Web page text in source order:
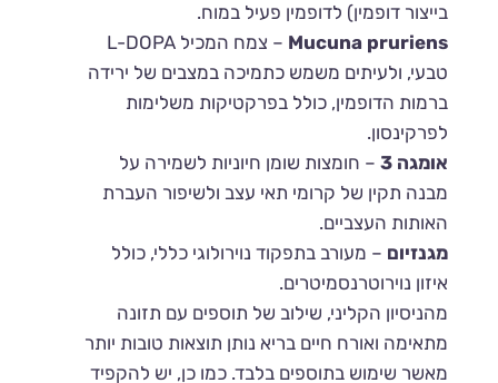
בייצור דופמין) לדופמין פעיל במוח.
Mucuna pruriens
– צמח המכיל L-DOPA
טבעי, ולעיתים משמש כתמיכה במצבים של ירידה
ברמות הדופמין, כולל בפרקטיקות משלימות
לפרקינסון.
אומגה 3
– חומצות שומן חיוניות לשמירה על
מבנה תקין של קרומי תאי עצב ולשיפור העברת
האותות העצביים.
מגנזיום – מעורב בתפקוד נוירולוגי כללי, כולל
איזון נוירוטרנסמיטרים.
מהניסיון הקליני, שילוב של תוספים עם תזונה
מתאימה ואורח חיים בריא נותן תוצאות טובות יותר
מאשר שימוש בתוספים בלבד. כמו כן, יש להקפיד